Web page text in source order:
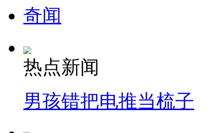
纽约上演“枕头大战”
奇闻
热点新闻
男孩错把电推当梳子